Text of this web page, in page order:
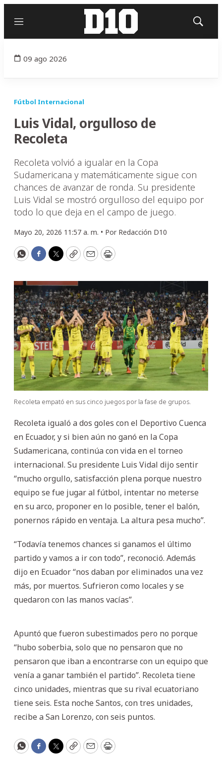
Menú
Mostrar
09 ago 2026
Fútbol Internacional
Luis Vidal, orgulloso de
Recoleta
Recoleta volvió a igualar en la Copa
Sudamericana y matemáticamente sigue con
chances de avanzar de ronda. Su presidente
Luis Vidal se mostró orgulloso del equipo por
todo lo que deja en el campo de juego.
Mayo 20, 2026 11:57 a. m. • Por Redacción D10
WhatsApp
Facebook
Twitter
CopyEmailPrint
Recoleta empató en sus cinco juegos por la fase de grupos.
Recoleta igualó a dos goles con el Deportivo Cuenca
en Ecuador, y si bien aún no ganó en la Copa
Sudamericana, continúa con vida en el torneo
internacional. Su presidente Luis Vidal dijo sentir
“mucho orgullo, satisfacción plena porque nuestro
equipo se fue jugar al fútbol, intentar no meterse
en su arco, proponer en lo posible, tener el balón,
ponernos rápido en ventaja. La altura pesa mucho”.
“Todavía tenemos chances si ganamos el último
partido y vamos a ir con todo”, reconoció. Además
dijo en Ecuador “nos daban por eliminados una vez
más, por muertos. Sufrieron como locales y se
quedaron con las manos vacías”.
Apuntó que fueron subestimados pero no porque
“hubo soberbia, solo que no pensaron que no
pensaron que iban a encontrarse con un equipo que
venía a ganar también el partido”. Recoleta tiene
cinco unidades, mientras que su rival ecuatoriano
tiene seis. Esta noche Santos, con tres unidades,
recibe a San Lorenzo, con seis puntos.
WhatsApp
Facebook
Twitter
CopyEmailPrint